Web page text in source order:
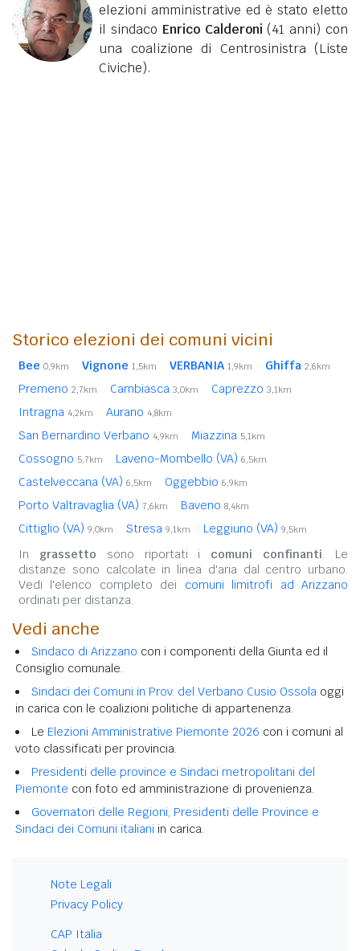
elezioni amministrative ed è stato eletto
il sindaco Enrico Calderoni (41 anni) con
una coalizione di Centrosinistra (Liste
Civiche).
Storico elezioni dei comuni vicini
Bee 0,9km Vignone 1,5km VERBANIA 1,9km Ghiffa 2,6km
Premeno 2,7km Cambiasca 3,0km Caprezzo 3,1km
Intragna 4,2km Aurano 4,8km
San Bernardino Verbano 4,9km Miazzina 5,1km
Cossogno 5,7km Laveno-Mombello (VA) 6,5km
Castelveccana (VA) 6,5km Oggebbio 6,9km
Porto Valtravaglia (VA) 7,6km Baveno 8,4km
Cittiglio (VA) 9,0km Stresa 9,1km Leggiuno (VA) 9,5km
In grassetto sono riportati i comuni confinanti. Le
distanze sono calcolate in linea d'aria dal centro urbano.
Vedi l'elenco completo dei comuni limitrofi ad Arizzano
ordinati per distanza.
Vedi anche
Sindaco di Arizzano con i componenti della Giunta ed il
Consiglio comunale.
Sindaci dei Comuni in Prov. del Verbano Cusio Ossola oggi
in carica con le coalizioni politiche di appartenenza.
Le Elezioni Amministrative Piemonte 2026 con i comuni al
voto classificati per provincia.
Presidenti delle province e Sindaci metropolitani del
Piemonte con foto ed amministrazione di provenienza.
Governatori delle Regioni, Presidenti delle Province e
Sindaci dei Comuni italiani in carica.
Note Legali
Privacy Policy
CAP Italia